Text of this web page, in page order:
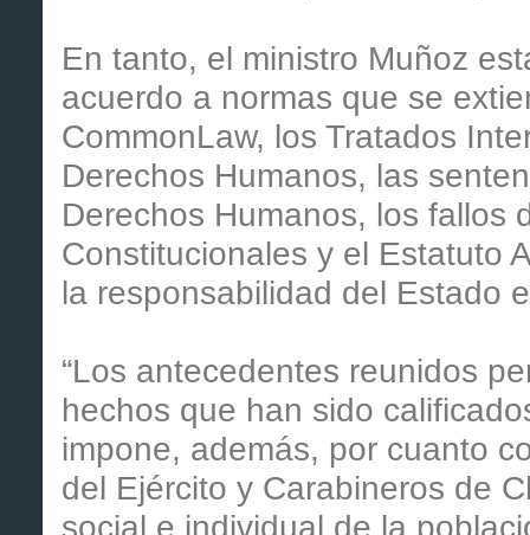
En tanto, el ministro Muñoz
acuerdo a normas que se
CommonLaw, los Tratados
Derechos Humanos, las
Derechos Humanos, los fallos
Constitucionales y el Estatuto
la responsabilidad del Estado
“Los antecedentes reunidos
hechos que han sido
impone, además, por cuanto
del Ejército y Carabineros de
social e individual de la